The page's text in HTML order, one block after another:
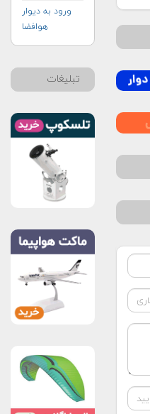
ورود به دیوار
هوافضا
تبلیغات